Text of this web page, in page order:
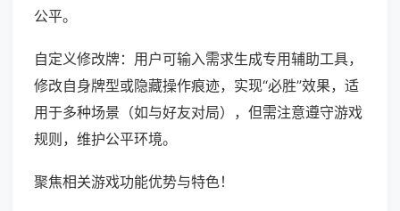
公平。
自定义修改牌：用户可输入需求生成专用辅助工具，
修改自身牌型或隐藏操作痕迹，实现“必胜”效果，适
用于多种场景（如与好友对局），但需注意遵守游戏
规则，维护公平环境。
聚焦相关游戏功能优势与特色！